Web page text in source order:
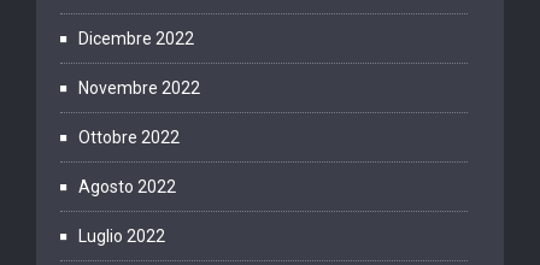
Dicembre 2022
Novembre 2022
Ottobre 2022
Agosto 2022
Luglio 2022